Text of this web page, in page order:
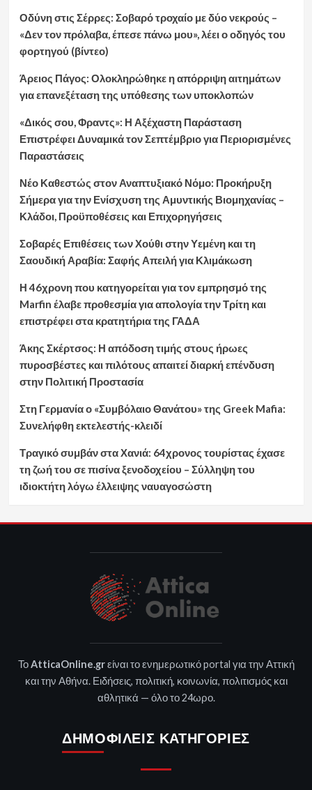
Οδύνη στις Σέρρες: Σοβαρό τροχαίο με δύο νεκρούς –
«Δεν τον πρόλαβα, έπεσε πάνω μου», λέει ο οδηγός του
φορτηγού (βίντεο)
Άρειος Πάγος: Ολοκληρώθηκε η απόρριψη αιτημάτων
για επανεξέταση της υπόθεσης των υποκλοπών
«Δικός σου, Φραντς»: Η Αξέχαστη Παράσταση
Επιστρέφει Δυναμικά τον Σεπτέμβριο για Περιορισμένες
Παραστάσεις
Νέο Καθεστώς στον Αναπτυξιακό Νόμο: Προκήρυξη
Σήμερα για την Ενίσχυση της Αμυντικής Βιομηχανίας –
Κλάδοι, Προϋποθέσεις και Επιχορηγήσεις
Σοβαρές Επιθέσεις των Χούθι στην Υεμένη και τη
Σαουδική Αραβία: Σαφής Απειλή για Κλιμάκωση
Η 46χρονη που κατηγορείται για τον εμπρησμό της
Marfin έλαβε προθεσμία για απολογία την Τρίτη και
επιστρέφει στα κρατητήρια της ΓΑΔΑ
Άκης Σκέρτσος: Η απόδοση τιμής στους ήρωες
πυροσβέστες και πιλότους απαιτεί διαρκή επένδυση
στην Πολιτική Προστασία
Στη Γερμανία ο «Συμβόλαιο Θανάτου» της Greek Mafia:
Συνελήφθη εκτελεστής-κλειδί
Τραγικό συμβάν στα Χανιά: 64χρονος τουρίστας έχασε
τη ζωή του σε πισίνα ξενοδοχείου – Σύλληψη του
ιδιοκτήτη λόγω έλλειψης ναυαγοσώστη
ΤοAtticaOnline.grείναι το ενημερωτικό portal για την Αττική
και την Αθήνα. Ειδήσεις, πολιτική, κοινωνία, πολιτισμός και
αθλητικά — όλο το 24ωρο.
ΔΗΜΟΦΙΛΕΊΣ ΚΑΤΗΓΟΡΊΕΣ